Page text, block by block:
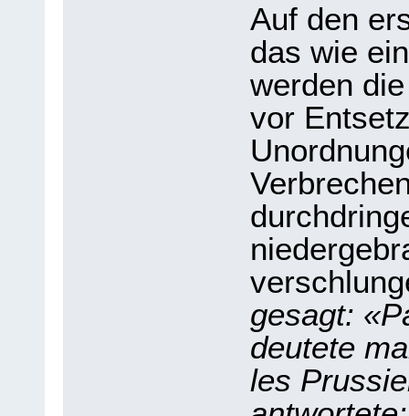
Auf den
das wie
werden
vor
gesagt:
deutete
les